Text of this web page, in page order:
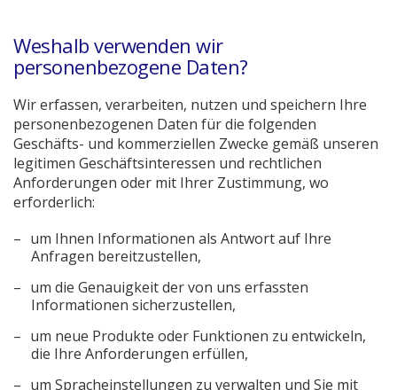
Weshalb verwenden wir
personenbezogene Daten?
Wir erfassen, verarbeiten, nutzen und speichern Ihre
personenbezogenen Daten für die folgenden
Geschäfts- und kommerziellen Zwecke gemäß unseren
legitimen Geschäftsinteressen und rechtlichen
Anforderungen oder mit Ihrer Zustimmung, wo
erforderlich:
um Ihnen Informationen als Antwort auf Ihre
Anfragen bereitzustellen,
um die Genauigkeit der von uns erfassten
Informationen sicherzustellen,
um neue Produkte oder Funktionen zu entwickeln,
die Ihre Anforderungen erfüllen,
um Spracheinstellungen zu verwalten und Sie mit